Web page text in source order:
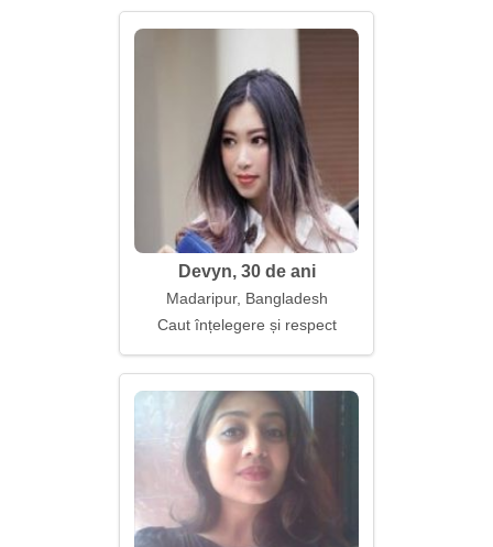
Devyn, 30 de ani
Madaripur, Bangladesh
Caut înțelegere și respect